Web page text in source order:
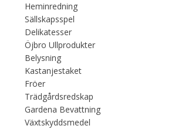
Heminredning
Sällskapsspel
Delikatesser
Öjbro Ullprodukter
Belysning
Kastanjestaket
Fröer
Trädgårdsredskap
Gardena Bevattning
Växtskyddsmedel